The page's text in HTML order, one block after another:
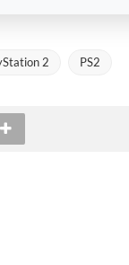
2 PS2